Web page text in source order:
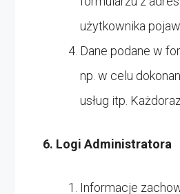
użytkownika
Dane podane w
np. w celu
usług itp.
6. Logi Administratora
Informacje